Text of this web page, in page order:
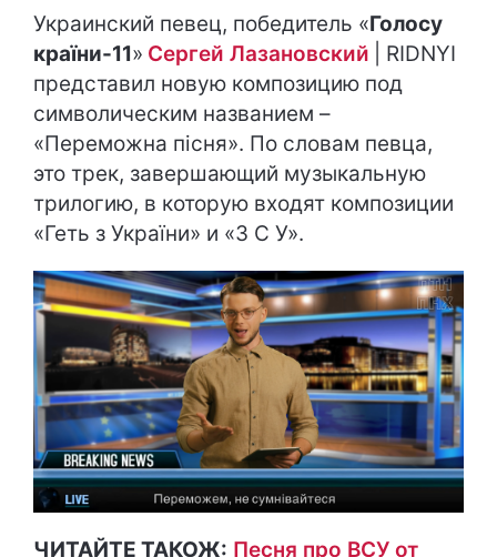
Украинский певец, победитель «Голосу
країни-11» Сергей Лазановский
| RIDNYI
представил новую композицию под
символическим названием –
«Переможна пісня». По словам певца,
это трек, завершающий музыкальную
трилогию, в которую входят композиции
«Геть з України» и «З С У».
ЧИТАЙТЕ ТАКОЖ: Песня про ВСУ от